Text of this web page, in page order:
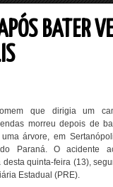
BATER
que dirigia um
morreu depois de
árvore, em
Paraná. O acidente
desta quinta-feira (13),
Estadual (PRE).